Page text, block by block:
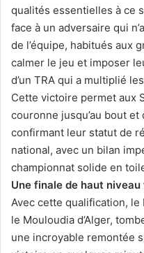
qualités essentielles à ce
face à un adversaire qui
de l’équipe, habitués aux
calmer le jeu et imposer
d’un TRA qui a multiplié
Cette victoire permet aux
couronne jusqu’au bout
confirmant leur statut de
national, avec un bilan
championnat solide en
Une finale de haut
Avec cette qualification,
le Mouloudia d’Alger,
une incroyable remontée